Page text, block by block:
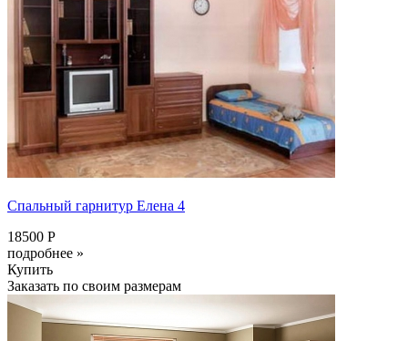
Спальный гарнитур Елена 4
18500 Р
подробнее »
Купить
Заказать по своим размерам